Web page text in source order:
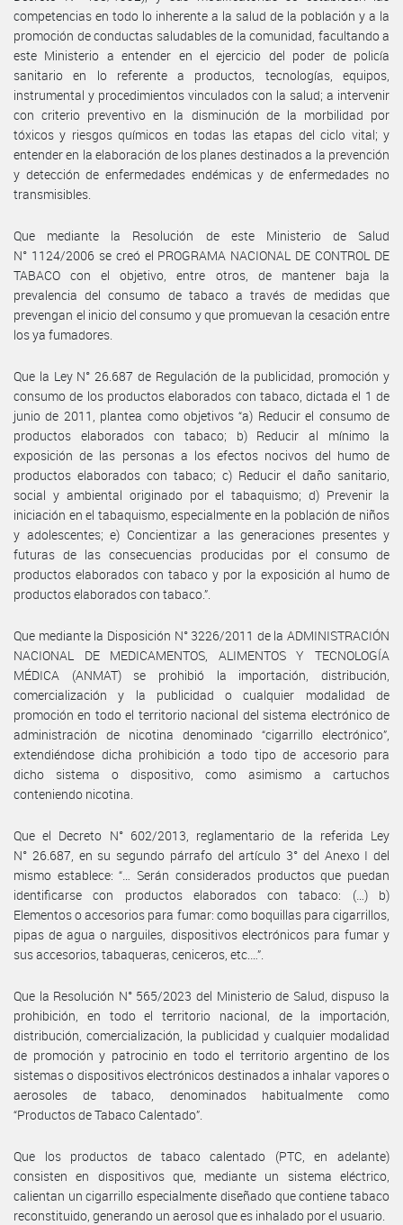
competencias en todo lo inherente a la salud de la población y a la
promoción de conductas saludables de la comunidad, facultando a
este Ministerio a entender en el ejercicio del poder de policía
sanitario en lo referente a productos, tecnologías, equipos,
instrumental y procedimientos vinculados con la salud; a intervenir
con criterio preventivo en la disminución de la morbilidad por
tóxicos y riesgos químicos en todas las etapas del ciclo vital; y
entender en la elaboración de los planes destinados a la prevención
y detección de enfermedades endémicas y de enfermedades no
transmisibles.
Que mediante la Resolución de este Ministerio de Salud
N° 1124/2006 se creó el PROGRAMA NACIONAL DE CONTROL DE
TABACO con el objetivo, entre otros, de mantener baja la
prevalencia del consumo de tabaco a través de medidas que
prevengan el inicio del consumo y que promuevan la cesación entre
los ya fumadores.
Que la Ley N° 26.687 de Regulación de la publicidad, promoción y
consumo de los productos elaborados con tabaco, dictada el 1 de
junio de 2011, plantea como objetivos “a) Reducir el consumo de
productos elaborados con tabaco; b) Reducir al mínimo la
exposición de las personas a los efectos nocivos del humo de
productos elaborados con tabaco; c) Reducir el daño sanitario,
social y ambiental originado por el tabaquismo; d) Prevenir la
iniciación en el tabaquismo, especialmente en la población de niños
y adolescentes; e) Concientizar a las generaciones presentes y
futuras de las consecuencias producidas por el consumo de
productos elaborados con tabaco y por la exposición al humo de
productos elaborados con tabaco.”.
Que mediante la Disposición N° 3226/2011 de la ADMINISTRACIÓN
NACIONAL DE MEDICAMENTOS, ALIMENTOS Y TECNOLOGÍA
MÉDICA (ANMAT) se prohibió la importación, distribución,
comercialización y la publicidad o cualquier modalidad de
promoción en todo el territorio nacional del sistema electrónico de
administración de nicotina denominado “cigarrillo electrónico”,
extendiéndose dicha prohibición a todo tipo de accesorio para
dicho sistema o dispositivo, como asimismo a cartuchos
conteniendo nicotina.
Que el Decreto N° 602/2013, reglamentario de la referida Ley
N° 26.687, en su segundo párrafo del artículo 3° del Anexo I del
mismo establece: “… Serán considerados productos que puedan
identificarse con productos elaborados con tabaco: (…) b)
Elementos o accesorios para fumar: como boquillas para cigarrillos,
pipas de agua o narguiles, dispositivos electrónicos para fumar y
sus accesorios, tabaqueras, ceniceros, etc.…”.
Que la Resolución N° 565/2023 del Ministerio de Salud, dispuso la
prohibición, en todo el territorio nacional, de la importación,
distribución, comercialización, la publicidad y cualquier modalidad
de promoción y patrocinio en todo el territorio argentino de los
sistemas o dispositivos electrónicos destinados a inhalar vapores o
aerosoles de tabaco, denominados habitualmente como
“Productos de Tabaco Calentado”.
Que los productos de tabaco calentado (PTC, en adelante)
consisten en dispositivos que, mediante un sistema eléctrico,
calientan un cigarrillo especialmente diseñado que contiene tabaco
reconstituido, generando un aerosol que es inhalado por el usuario.